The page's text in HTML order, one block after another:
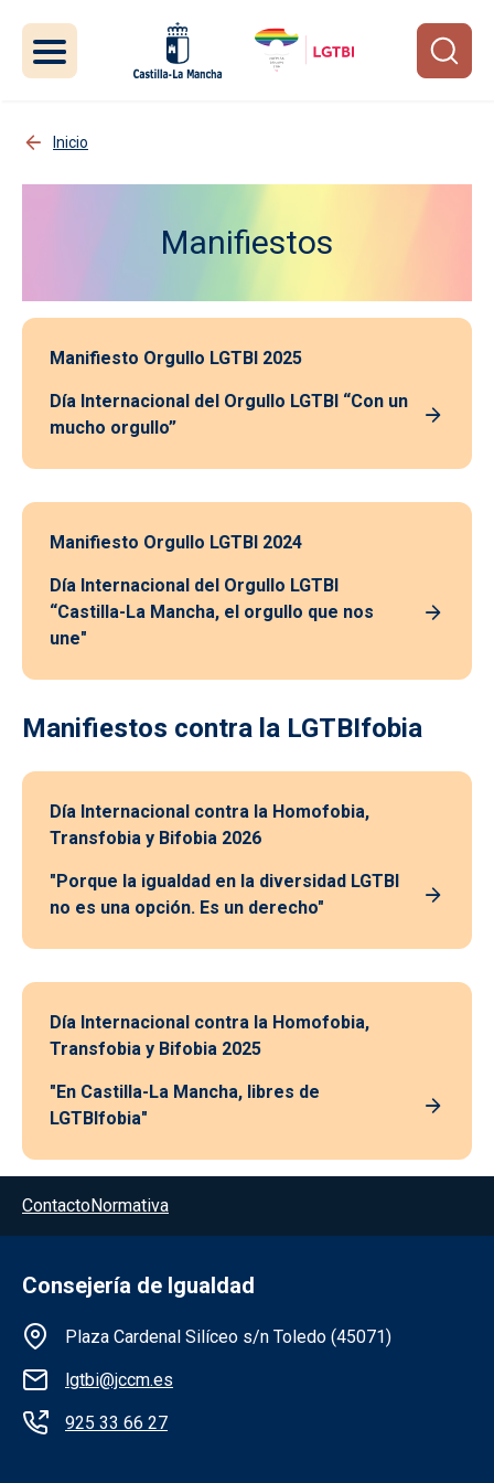
Inicio
Manifiestos
Manifiesto Orgullo LGTBI 2025
Día Internacional del Orgullo LGTBI “Con un
mucho orgullo”
Manifiesto Orgullo LGTBI 2024
Día Internacional del Orgullo LGTBI
“Castilla-La Mancha, el orgullo que nos
une"
Manifiestos contra la LGTBIfobia
Día Internacional contra la Homofobia,
Transfobia y Bifobia 2026
"Porque la igualdad en la diversidad LGTBI
no es una opción. Es un derecho"
Día Internacional contra la Homofobia,
Transfobia y Bifobia 2025
"En Castilla-La Mancha, libres de
LGTBIfobia"
Menú del pie
ContactoNormativa
Consejería de Igualdad
Información de la institución
Plaza Cardenal Silíceo s/n Toledo (45071)
lgtbi@jccm.es
925 33 66 27